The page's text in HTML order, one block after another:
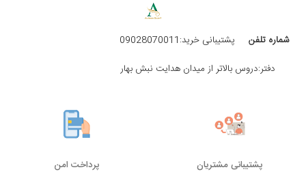
شماره تلفن
پشتیبانی خرید:09028070011
دفتر:دروس بالاتر از میدان هدایت نبش بهار
پشتیبانی مشتریان پرداخت امن